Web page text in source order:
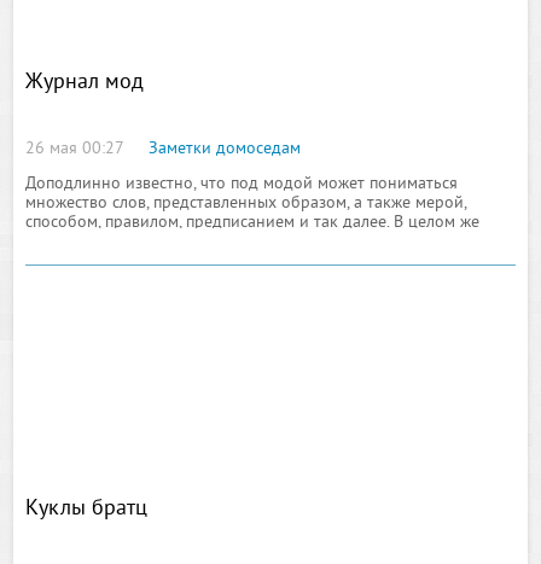
Журнал мод
26 мая 00:27
Заметки домоседам
Доподлинно известно, что под модой может пониматься
множество слов, представленных образом, а также мерой,
способом, правилом, предписанием и так далее. В целом же
Куклы братц